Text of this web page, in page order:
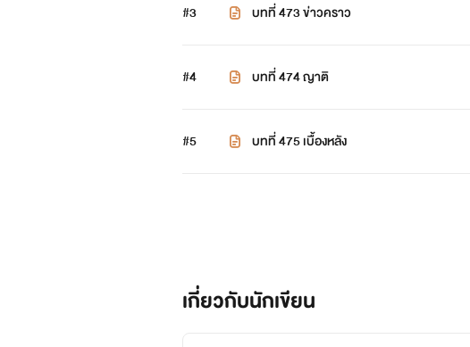
#3 บทที่ 473 ข่าวคราว
#4 บทที่ 474 ญาติ
#5 บทที่ 475 เบื้องหลัง
เกี่ยวกับนักเขียน